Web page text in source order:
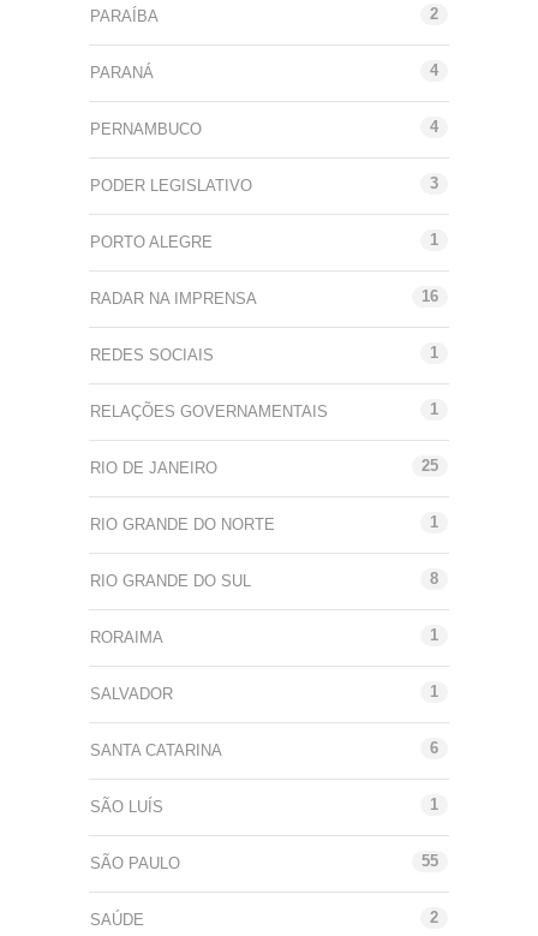
PARAÍBA 2
PARANÁ 4
PERNAMBUCO 4
PODER LEGISLATIVO 3
PORTO ALEGRE 1
RADAR NA IMPRENSA 16
REDES SOCIAIS 1
RELAÇÕES GOVERNAMENTAIS 1
RIO DE JANEIRO 25
RIO GRANDE DO NORTE 1
RIO GRANDE DO SUL 8
RORAIMA 1
SALVADOR 1
SANTA CATARINA 6
SÃO LUÍS 1
SÃO PAULO 55
SAÚDE 2